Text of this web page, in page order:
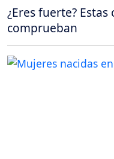
¿Eres fuerte?
comprueban